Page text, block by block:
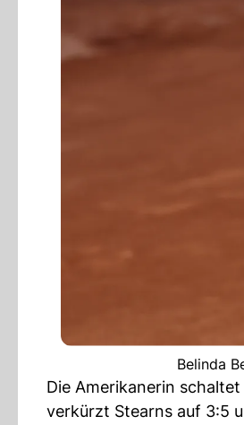
Belinda
Die Amerikanerin
verkürzt Stearns auf 3:5